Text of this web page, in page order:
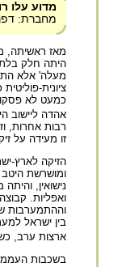
מדוע עלו
מחברת:
מאז ראשיתה,
היתה חלק
מעלה' אלא
ציונית-
כמעט לא
אהדה ליישוב היהודי
רבות אחרות,
זו מעידה על
הזיקה לארץ-
ומושרשת
נישואין,
ואפליות.
וההתמערבות
ארצות ערב,
בשכבות